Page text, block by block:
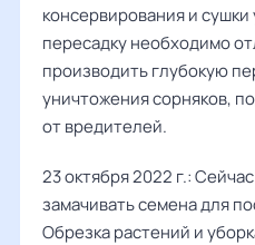
консервирования и
пересадку необходимо
производить глубокую
уничтожения сорняков,
от вредителей.
23 октября 2022 г.:
замачивать семена для
Обрезка растений и